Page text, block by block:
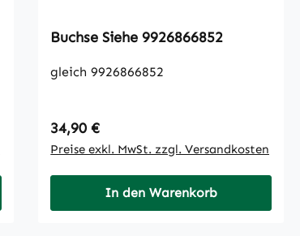
Buchse Siehe 9926866852
gleich 9926866852
Regulärer Preis:
34,90 €
Preise exkl. MwSt. zzgl. Versandkosten
In den Warenkorb